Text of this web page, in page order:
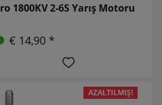
1800KV 2-6S Yarış Motoru
€ 14,90 *
AZALTILMIŞ!